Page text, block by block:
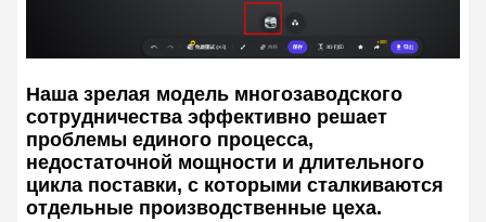
Наша зрелая модель многозаводского
сотрудничества эффективно решает
проблемы единого процесса,
недостаточной мощности и длительного
цикла поставки, с которыми сталкиваются
отдельные производственные цеха.